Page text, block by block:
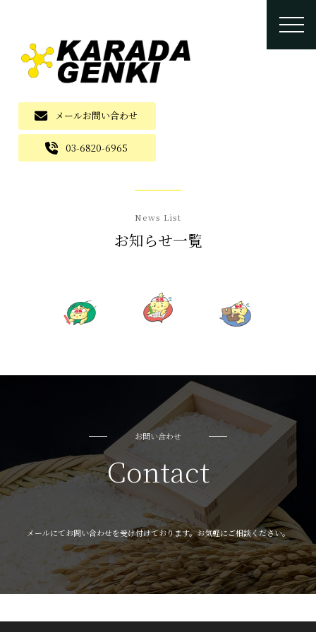
メールお問い合わせ
03-6820-6965
お知らせ一覧
News List
お問い合わせ
Contact
メールにてお問い合わせを受け付けております。お気軽にご相談ください。